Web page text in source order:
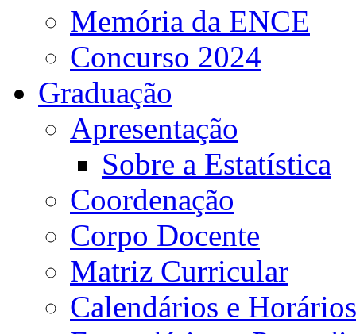
Memória da ENCE
Concurso 2024
Graduação
Apresentação
Sobre a Estatística
Coordenação
Corpo Docente
Matriz Curricular
Calendários e Horários